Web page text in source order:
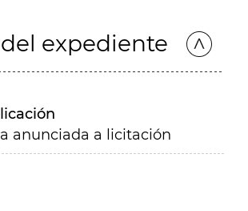
expediente
anunciada a licitación